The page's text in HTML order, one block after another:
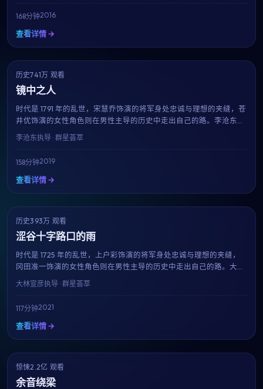
168分钟2016
查看详情 →
NEW
历史741万 观看
镜中之人
时代是 1791 年的乱世，宋慧乔饰演的将军身处忠诚与理想的夹缝，苍
井优饰演的女性角色则在男性主导的历史中走出自己的路。李沧东用
细致的服化道与考究的场景，重现一段被忽略的过往。
李沧东执导 · 群星荟萃
158分钟2019
查看详情 →
获奖
历史393万 观看
涩谷十字路口的雨
时代是 1725 年的乱世，上户彩饰演的将军身处忠诚与理想的夹缝，
冈田准一饰演的女性角色则在男性主导的历史中走出自己的路。大林
宣彦用细致的服化道与考究的场景，重现一段被忽略的过往。
大林宣彦执导 · 群星荟萃
117分钟2021
查看详情 →
趋势
惊悚2.2亿 观看
余音绕梁